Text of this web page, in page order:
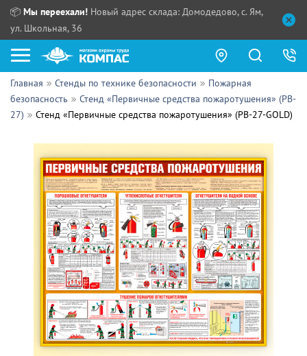
📦 Мы переехали! Новый адрес склада: Домодедово, с. Ям,
ул. Школьная, 36
Как купить?
Прайс-листы
Сотрудничество
Партнерам
Поставщикам
Обзоры
Контакты
ПН - ЧТ:
СБ, ВС:
Выдача продукции:
Главная Стенды по технике безопасности
Пожарная
безопасность
Стенд «Первичные средства пожаротушения» (PB-
27)
Стенд «Первичные средства пожаротушения» (PB-27-GOLD)